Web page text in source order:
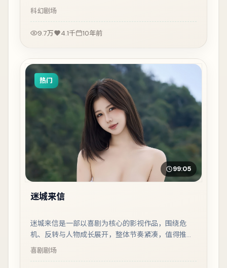
观看。
科幻剧场
9.7万 4.1千 10年前
热门
99:05
迷城来信
迷城来信是一部以喜剧为核心的影视作品，围绕危
机、反转与人物成长展开，整体节奏紧凑，值得推荐
观看。
喜剧剧场